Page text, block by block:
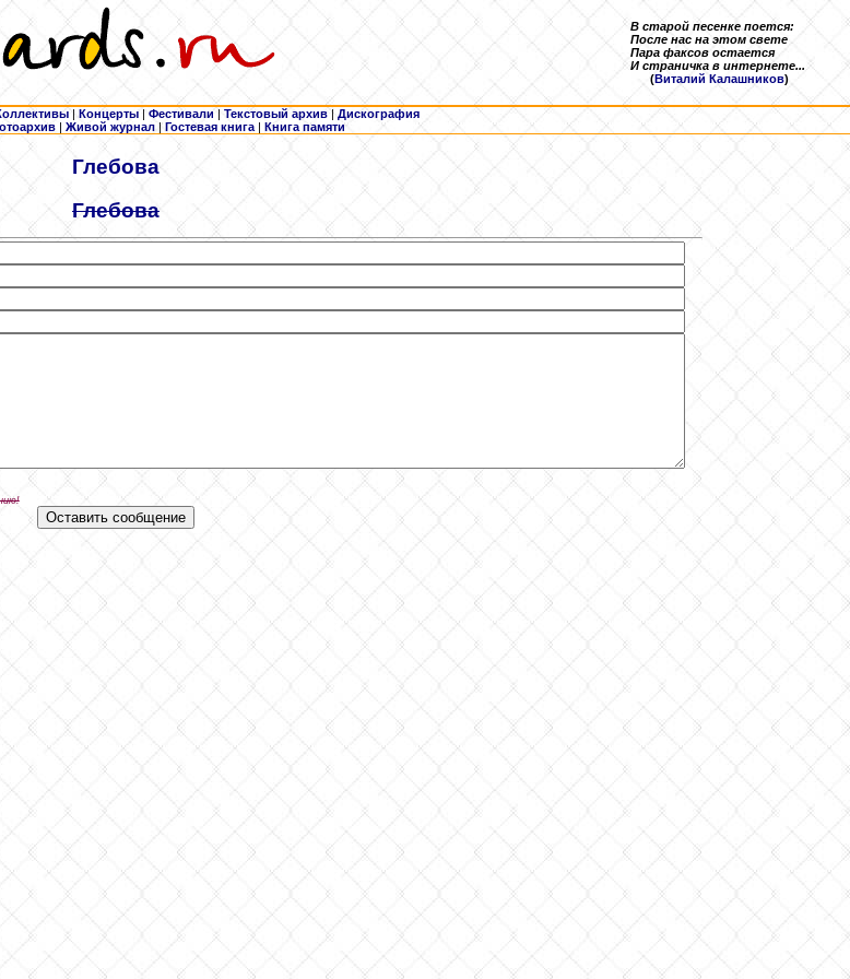
В старой песенке поется:
После нас на этом свете
Пара факсов остается
И страничка в интернете...
(Виталий Калашников)
| Концерты | Фестивали | Текстовый архив | Дискография
| Живой журнал | Гостевая книга | Книга памяти
Глебова
Глебова